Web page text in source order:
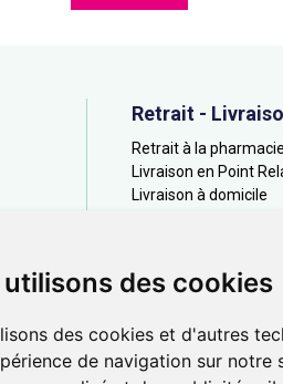
des cookies
des cookies et d'autres
de navigation sur notre
Retrait -
Retrait à la
Livraison en Point
Livraison à domicile